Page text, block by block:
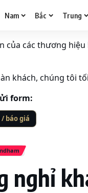
Nam Bắc Trung
của các thương
khách, chúng tôi
form:
báo giá
nghỉ